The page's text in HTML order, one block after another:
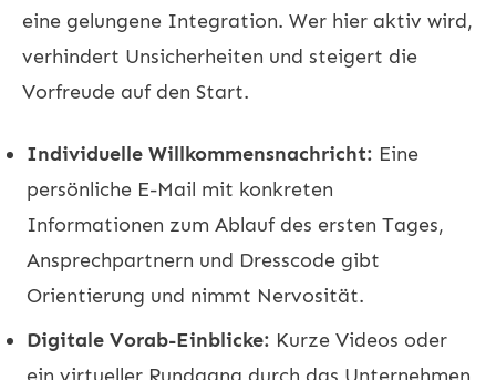
eine gelungene Integration. Wer hier aktiv wird,
verhindert Unsicherheiten und steigert die
Vorfreude auf den Start.
Individuelle Willkommensnachricht: Eine
persönliche E-Mail mit konkreten
Informationen zum Ablauf des ersten Tages,
Ansprechpartnern und Dresscode gibt
Orientierung und nimmt Nervosität.
Digitale Vorab-Einblicke: Kurze Videos oder